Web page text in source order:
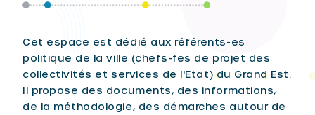
Cet espace est dédié aux référents-es
politique de la ville (chefs-fes de projet des
collectivités et services de l'Etat) du Grand Est.
Il propose des documents, des informations,
de la méthodologie, des démarches autour de